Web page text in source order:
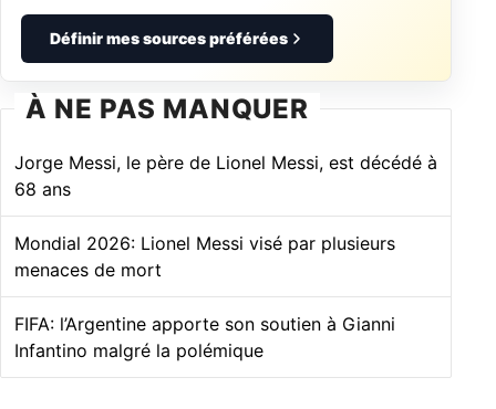
Définir mes sources préférées
À NE PAS MANQUER
Jorge Messi, le père de Lionel Messi, est décédé à
68 ans
Mondial 2026: Lionel Messi visé par plusieurs
menaces de mort
FIFA: l’Argentine apporte son soutien à Gianni
Infantino malgré la polémique